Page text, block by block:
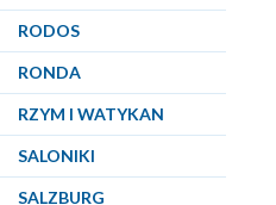
RODOS
RONDA
RZYM I WATYKAN
SALONIKI
SALZBURG